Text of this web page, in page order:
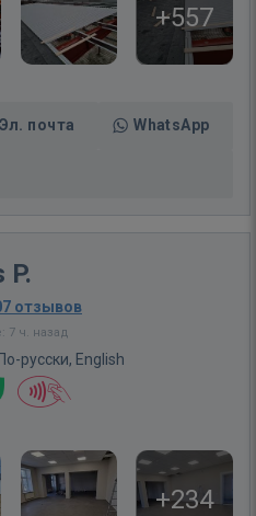
+557
Эл. почта WhatsApp
P.
отзывов
7 ч. назад
русски, English
+234